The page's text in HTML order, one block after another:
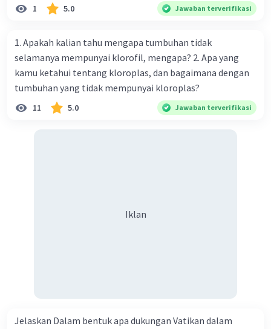
1 5.0 Jawaban terverifikasi
1. Apakah kalian tahu mengapa tumbuhan tidak
selamanya mempunyai klorofil, mengapa? 2. Apa yang
kamu ketahui tentang kloroplas, dan bagaimana dengan
tumbuhan yang tidak mempunyai kloroplas?
11 5.0 Jawaban terverifikasi
Iklan
Jelaskan Dalam bentuk apa dukungan Vatikan dalam